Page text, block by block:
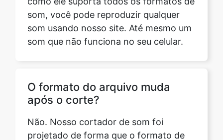
O formato do arquivo muda
projetado de forma que o formato de
arquivo alterado tenha o mesmo
formato do arquivo enviado.